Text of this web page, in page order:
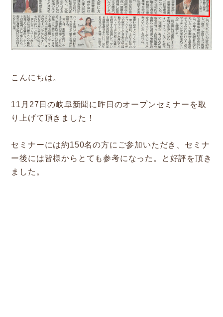
Service
ぎふの木ガーデン
ぎふの木ネットの家づくり
住宅ストック事業
補助金・お得情報
モクタウンとは
こんにちは。
11月27日の岐阜新聞に昨日のオープンセミナーを取
り上げて頂きました！
セミナーには約150名の方にご参加いただき、セミナ
ー後には皆様からとても参考になった。と好評を頂き
ました。